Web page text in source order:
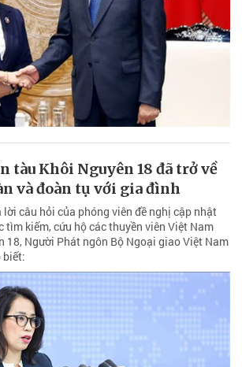
tàu Khôi Nguyên 18 đã trở về
và đoàn tụ với gia đình
câu hỏi của phóng viên đề nghị cập nhật
tìm kiếm, cứu hộ các thuyền viên Việt Nam
18, Người Phát ngôn Bộ Ngoại giao Việt Nam
biết: